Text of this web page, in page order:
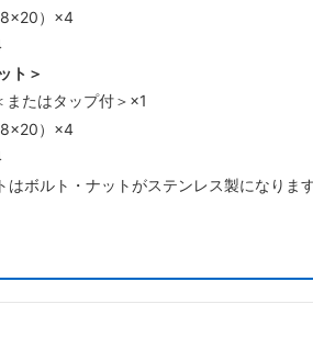
）×4
ト＞
たはタップ付＞×1
）×4
はボルト・ナットがステンレス製になりま